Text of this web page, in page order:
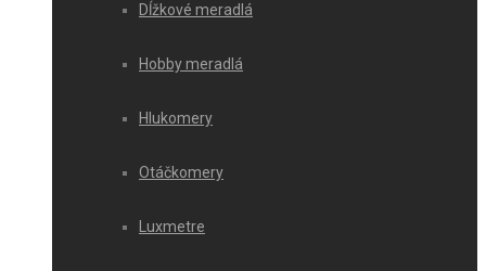
Dĺžkové meradlá
Hobby meradlá
Hlukomery
Otáčkomery
Luxmetre